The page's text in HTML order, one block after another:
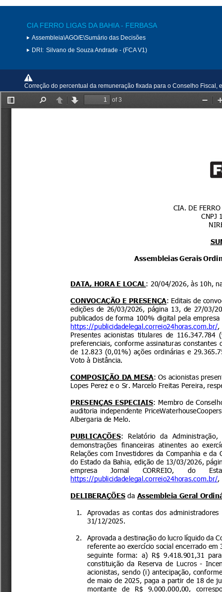
CIA FERRO LIGAS DA BAHIA - FERBASA
Assembleia\AGO/E\Sumário das Decisões
DRI: Silvano de Souza Andrade - (FCA V1)
Correção do percentual da remuneração fixada para o Conselho